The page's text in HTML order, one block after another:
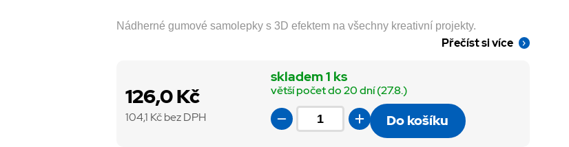
Nádherné gumové samolepky s 3D efektem na všechny kreativní projekty.
Přečíst si více
126,0 Kč
104,1 Kč bez DPH
skladem 1 ks
větší počet do 20 dní (27.8.)
Do košíku